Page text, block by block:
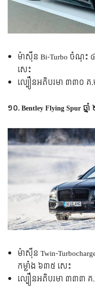
ម៉ាស៊ីន Bi-Turbo ចំណុះ
សេះ
ល្បឿន​អតិបរមា ៣៣០ គ
១០. Bentley Flying Spur ឆ្ន
ម៉ាស៊ីន​ Twin-
កម្លាំង ៦៣៥ សេះ
ល្បឿន​អតិបរមា ៣៣៣